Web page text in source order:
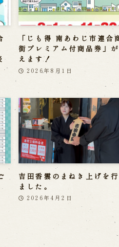
「じも得 南あわじ市連合
街プレミアム付商品券」
えます！
2026年8月1日
吉田香雲のまねき上げを行
ました。
2026年4月2日